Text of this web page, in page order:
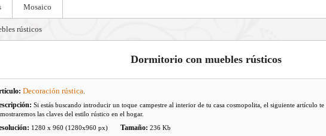
Mosaico
rústicos
Dormitorio con muebles rústicos
Decoración rústica.
Si estás buscando introducir un toque campestre al interior de tu casa cosmopolita, el siguiente artículo
las claves del estilo rústico en el hogar.
1280 x 960 (1280x960 px) Tamaño: 236 Kb